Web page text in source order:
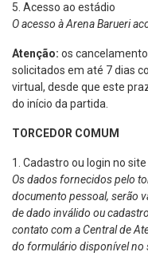
5. Acesso ao estádio
O acesso à Arena Barueri
Atenção: os
solicitados em até 7 dias
virtual, desde que este
do início da partida.
TORCEDOR COMUM
1. Cadastro ou login no site
Os dados fornecidos pelo
documento pessoal, serão
de dado inválido ou
contato com a Central de
do formulário disponível no